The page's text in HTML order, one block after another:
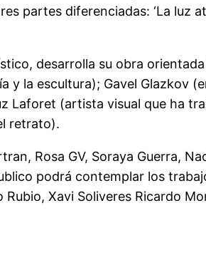
diferenciadas: ‘La luz
desarrolla su obra
la escultura); Gavel Glazkov
Laforet (artista visual que ha
retrato).
Rosa GV, Soraya Guerra,
podrá contemplar los
Xavi Soliveres Ricardo